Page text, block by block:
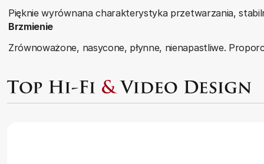
Pięknie wyrównana charakterystyka przetwarzania,
Brzmienie
Zrównoważone, nasycone, płynne, nienapastliwe.